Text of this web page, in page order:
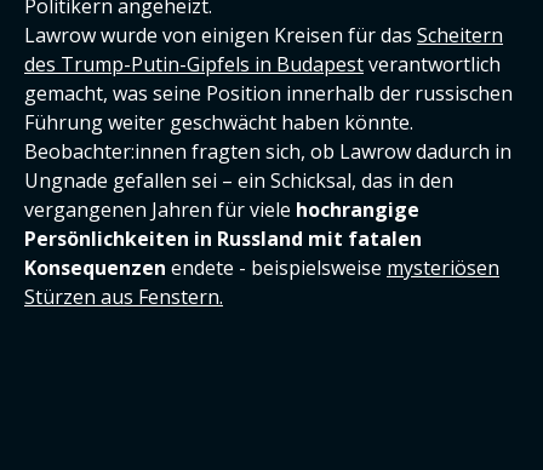
Politikern angeheizt.
Lawrow wurde von einigen Kreisen für das Scheitern
des Trump-Putin-Gipfels in Budapestverantwortlich
gemacht, was seine Position innerhalb der russischen
Führung weiter geschwächt haben könnte.
Beobachter:innen fragten sich, ob Lawrow dadurch in
Ungnade gefallen sei – ein Schicksal, das in den
vergangenen Jahren für viele hochrangige
Persönlichkeiten in Russland mit fatalen
Konsequenzen endete - beispielsweise mysteriösen
Stürzen aus Fenstern.